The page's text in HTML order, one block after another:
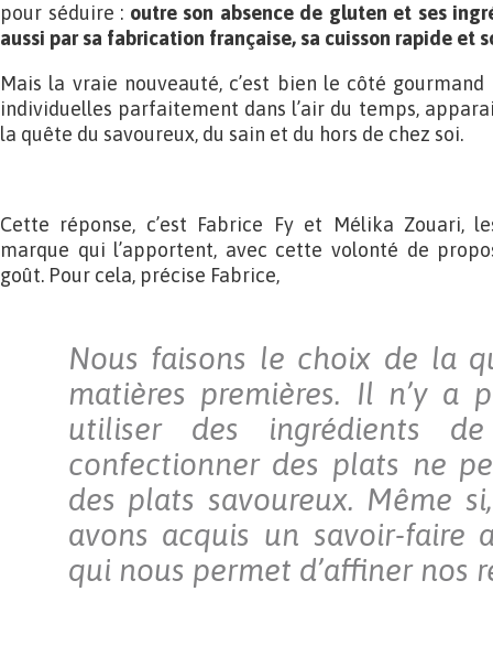
pour séduire : outre son absence de gluten et ses
aussi par sa fabrication française, sa cuisson rapide et
Mais la vraie nouveauté, c’est bien le côté
individuelles parfaitement dans l’air du temps,
la quête du savoureux, du sain et du hors de chez soi.
Cette réponse, c’est Fabrice Fy et Mélika Zouari,
marque qui l’apportent, avec cette volonté de
goût. Pour cela, précise Fabrice,
Nous faisons le choix de la
matières premières. Il n’y a
utiliser des ingrédients
confectionner des plats ne
des plats savoureux. Même
avons acquis un savoir-faire
qui nous permet d’affiner nos